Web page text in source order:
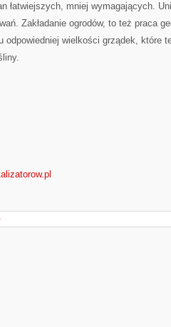
łatwiejszych, mniej wymagających.
Zakładanie ogrodów, to też praca
odpowiedniej wielkości grządek, które